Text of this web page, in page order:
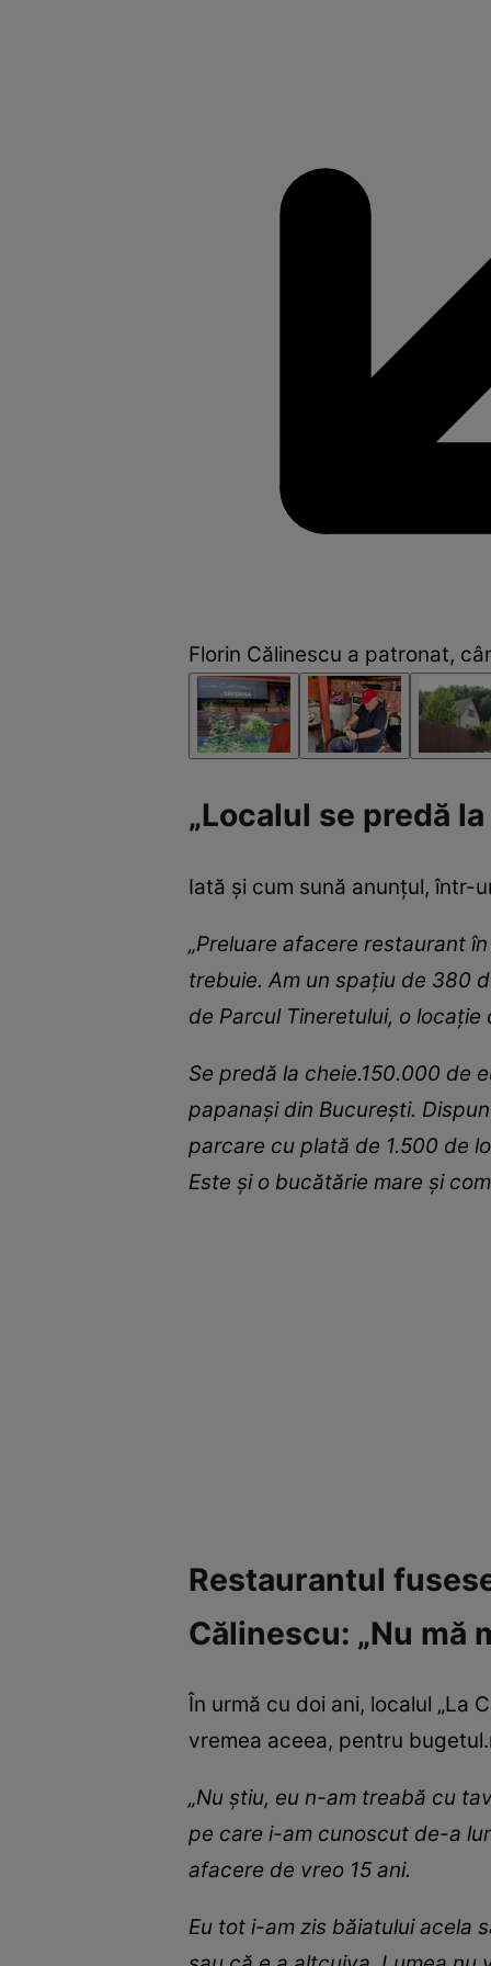
Florin Călinescu a patronat,
„Localul se predă
Iată și cum sună anunțul, într-
„Preluare afacere restaurant
trebuie. Am un spațiu de 380
de Parcul Tineretului, o
Se predă la cheie.150.000 de
papanași din București.
parcare cu plată de 1.500 de
Este și o bucătărie mare și
Restaurantul
Călinescu: „Nu mă
În urmă cu doi ani, localul „La
vremea aceea, pentru
„Nu știu, eu n-am treabă cu
pe care i-am cunoscut de-a
afacere de vreo 15 ani.
Eu tot i-am zis băiatului acela